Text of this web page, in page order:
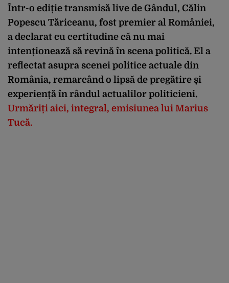
Într-o ediție transmisă live de Gândul, Călin
Popescu Tăriceanu, fost premier al României,
a declarat cu certitudine că nu mai
intenționează să revină în scena politică. El a
reflectat asupra scenei politice actuale din
România, remarcând o lipsă de pregătire și
experiență în rândul actualilor politicieni.
Urmăriți aici, integral, emisiunea lui Marius
Tucă.